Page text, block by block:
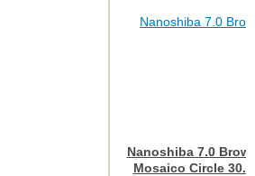
Nanoshiba 7.0
Mosaico Circle